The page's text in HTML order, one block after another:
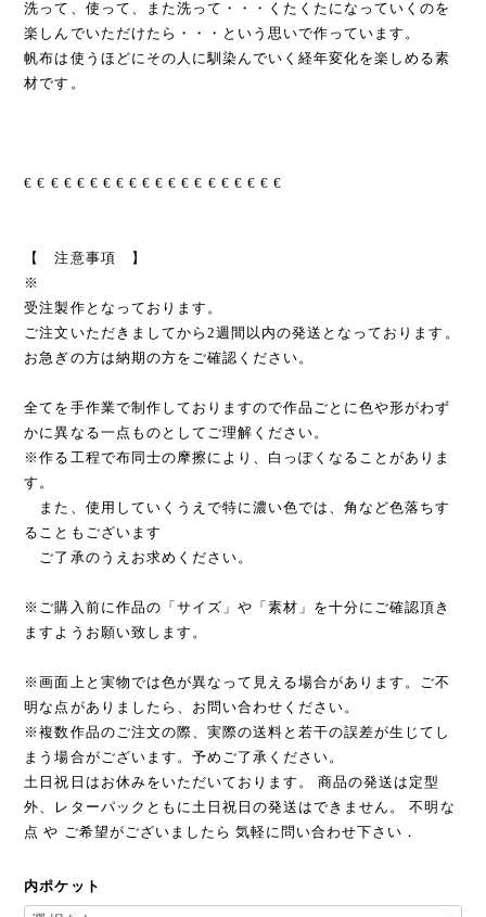
洗って、使って、また洗って・・・くたくたになっていくのを
楽しんでいただけたら・・・という思いで作っています。
帆布は使うほどにその人に馴染んでいく経年変化を楽しめる素
材です。
€ € € € € € € € € € € € € € € € € € € €
【 注意事項 】
※
受注製作となっております。
ご注文いただきましてから2週間以内の発送となっております。
お急ぎの方は納期の方をご確認ください。
全てを手作業で制作しておりますので作品ごとに色や形がわず
かに異なる一点ものとしてご理解ください。
※作る工程で布同士の摩擦により、白っぽくなることがありま
す。
また、使用していくうえで特に濃い色では、角など色落ちす
ることもございます
ご了承のうえお求めください。
※ご購入前に作品の「サイズ」や「素材」を十分にご確認頂き
ますようお願い致します。
※画面上と実物では色が異なって見える場合があります。ご不
明な点がありましたら、お問い合わせください。
※複数作品のご注文の際、実際の送料と若干の誤差が生じてし
まう場合がございます。予めご了承ください。
土日祝日はお休みをいただいております。 商品の発送は定型
外、レターパックともに土日祝日の発送はできません。 不明な
点 や ご希望がございましたら 気軽に問い合わせ下さい．
内ポケット